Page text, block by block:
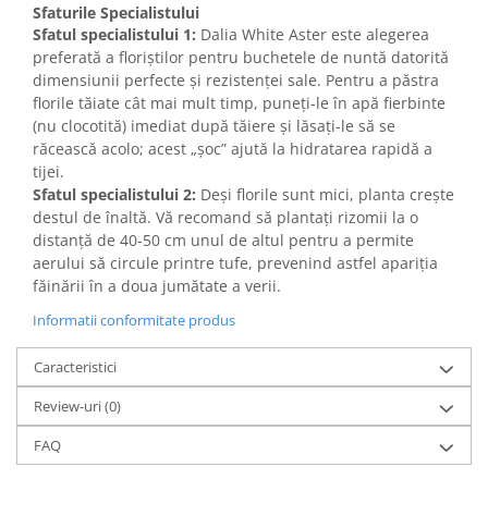
Sfaturile Specialistului
Sfatul specialistului 1: Dalia White Aster este alegerea
preferată a floriștilor pentru buchetele de nuntă datorită
dimensiunii perfecte și rezistenței sale. Pentru a păstra
florile tăiate cât mai mult timp, puneți-le în apă fierbinte
(nu clocotită) imediat după tăiere și lăsați-le să se
răcească acolo; acest „șoc” ajută la hidratarea rapidă a
tijei.
Sfatul specialistului 2: Deși florile sunt mici, planta crește
destul de înaltă. Vă recomand să plantați rizomii la o
distanță de 40-50 cm unul de altul pentru a permite
aerului să circule printre tufe, prevenind astfel apariția
făinării în a doua jumătate a verii.
Informatii conformitate produs
Caracteristici
Review-uri(0)
FAQ